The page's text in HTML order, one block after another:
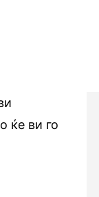
ќе ви го